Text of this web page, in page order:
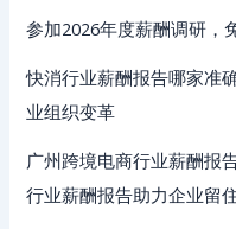
参加2026年度薪酬调研，
快消行业薪酬报告哪家准
业组织变革
广州跨境电商行业薪酬报
行业薪酬报告助力企业留